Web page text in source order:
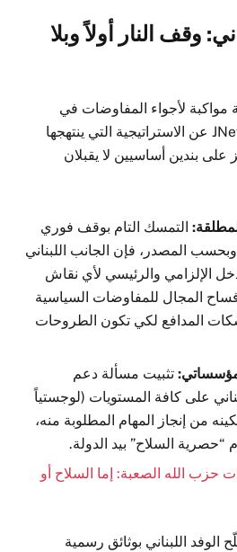
وقف النار أولاً وبلا
لأجواء المفاوضات في
واشنطن لـ JNews Lebanon عن الاستراتيجية التي ينتهجها
على بندين أساسيين لا يقبلان
التمسك التام بوقف فوري
المصدر، فإن الجانب اللبناني
الإلزامي والرئيسي لأي نقاش
المجال للمفاوضات السياسية
المدافع لكي تكون الطروحات
تثبيت مسألة دعم
على كافة المستويات (لوجستياً
من إنجاز المهام المطلوبة منه،
“حصرية السلاح” بيد الدولة.
حزب الله الصعبة: إما السلاح أو
الوفد اللبناني بوثائق رسمية